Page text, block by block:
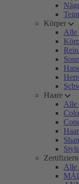
Teint
Körper
Alle
Haare
Alle
Alle